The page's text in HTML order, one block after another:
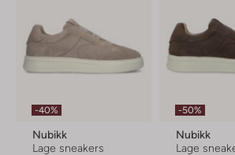
-40%
Nubikk
Lage sneakers
-50%
Nubikk
Lage